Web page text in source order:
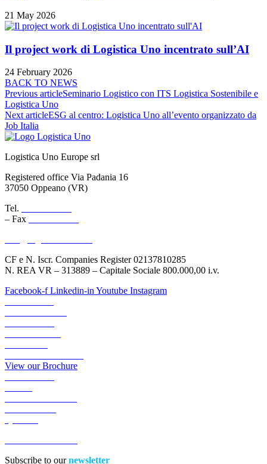
21 May 2026
Il project work di Logistica Uno incentrato sull’AI
24 February 2026
BACK TO NEWS
Previous articleSeminario Logistico con ITS Logistica Sostenibile e
Logistica Uno
Next articleESG al centro: Logistica Uno all’evento organizzato da
Job Italia
Logistica Uno Europe srl
Registered office Via Padania 16
37050 Oppeano (VR)
Tel.
– Fax
CF e N. Iscr. Companies Register 02137810285
N. REA VR – 313889 – Capitale Sociale 800.000,00 i.v.
Facebook-f Linkedin-in Youtube Instagram
View our Brochure
Subscribe to ournewsletter